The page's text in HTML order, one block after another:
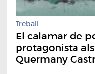
Treball
El calamar de
protagonista
Quermany